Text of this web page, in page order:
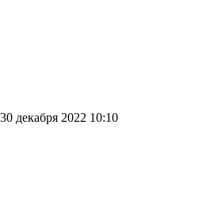
30 декабря 2022 10:10